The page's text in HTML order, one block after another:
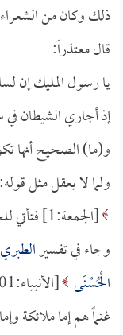
ذلك وكان من
قال معتذراً:
يا رسول المليك إن
إذ أجاري الشيطان
و(ما) الصحيح أنها
ولما لا يعقل مثل قوله:
[الجمعة:1] فتأتي للجميع.
وجاء في تفسيرالطبري
الْحُسْنَى
غنماً هم إما ملائكة